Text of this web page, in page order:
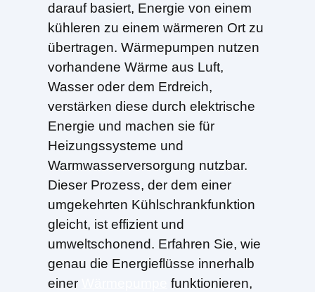
darauf basiert, Energie von einem
kühleren zu einem wärmeren Ort zu
übertragen. Wärmepumpen nutzen
vorhandene Wärme aus Luft,
Wasser oder dem Erdreich,
verstärken diese durch elektrische
Energie und machen sie für
Heizungssysteme und
Warmwasserversorgung nutzbar.
Dieser Prozess, der dem einer
umgekehrten Kühlschrankfunktion
gleicht, ist effizient und
umweltschonend. Erfahren Sie, wie
genau die Energieflüsse innerhalb
einer
funktionieren,